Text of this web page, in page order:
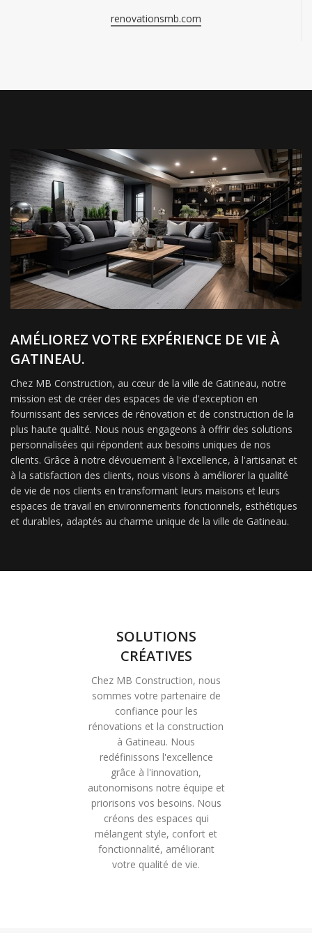
renovationsmb.com
AMÉLIOREZ VOTRE EXPÉRIENCE DE VIE À
GATINEAU.
Chez MB Construction, au cœur de la ville de Gatineau, notre
mission est de créer des espaces de vie d'exception en
fournissant des services de rénovation et de construction de la
plus haute qualité. Nous nous engageons à offrir des solutions
personnalisées qui répondent aux besoins uniques de nos
clients. Grâce à notre dévouement à l'excellence, à l'artisanat et
à la satisfaction des clients, nous visons à améliorer la qualité
de vie de nos clients en transformant leurs maisons et leurs
espaces de travail en environnements fonctionnels, esthétiques
et durables, adaptés au charme unique de la ville de Gatineau.
SOLUTIONS
CRÉATIVES
Chez MB Construction, nous
sommes votre partenaire de
confiance pour les
rénovations et la construction
à Gatineau. Nous
redéfinissons l'excellence
grâce à l'innovation,
autonomisons notre équipe et
priorisons vos besoins. Nous
créons des espaces qui
mélangent style, confort et
fonctionnalité, améliorant
votre qualité de vie.